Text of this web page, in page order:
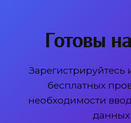
Готовы
Зарегистрируйтесь
бесплатных
необходимости
данных